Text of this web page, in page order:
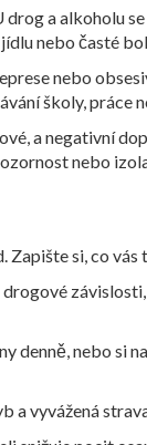
a alkoholu
nebo časté
nebo
školy, práce
a negativní
nebo
Zapište si, co
denně, nebo si
a vyvážená